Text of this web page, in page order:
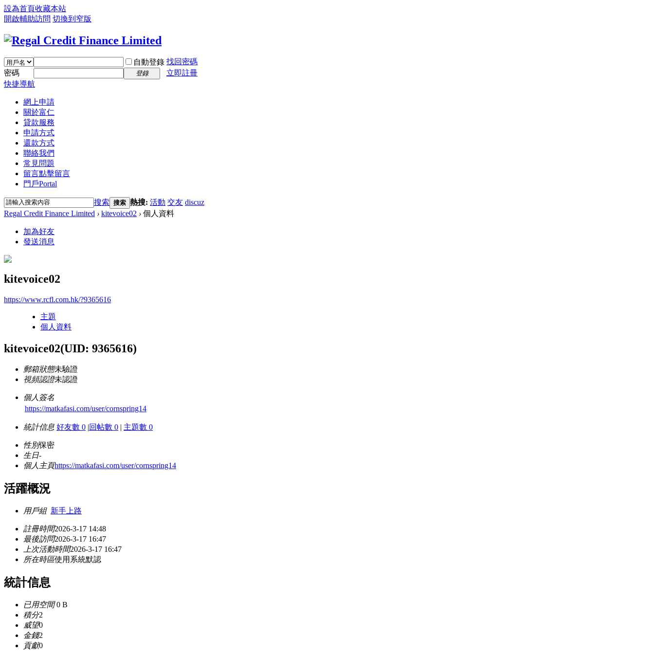
設為首頁收藏本站
開啟輔助訪問 切換到窄版
自動登錄 找回密碼
密碼
登錄
立即註冊
快捷導航
網上申請
關於富仁
貸款服務
申請方式
還款方式
聯絡我們
常見問題
留言點擊留言
門戶Portal
搜索 搜索 熱搜: 活動 交友 discuz
Regal Credit Finance Limited › kitevoice02 › 個人資料
加為好友
發送消息
kitevoice02
https://www.rcfl.com.hk/?9365616
主題
個人資料
kitevoice02(UID: 9365616)
郵箱狀態未驗證
視頻認證未認證
個人簽名
https://matkafasi.com/user/cornspring14
統計信息 好友數 0 |回帖數 0 | 主題數 0
性別保密
生日-
個人主頁https://matkafasi.com/user/cornspring14
活躍概況
用戶組 新手上路
註冊時間2026-3-17 14:48
最後訪問2026-3-17 16:47
上次活動時間2026-3-17 16:47
所在時區使用系統默認
統計信息
已用空間0 B
積分2
威望0
金錢2
貢獻0